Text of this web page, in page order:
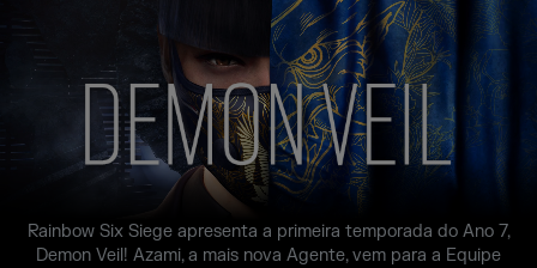
Rainbow Six Siege apresenta a primeira temporada do Ano 7,
Demon Veil! Azami, a mais nova Agente, vem para a Equipe